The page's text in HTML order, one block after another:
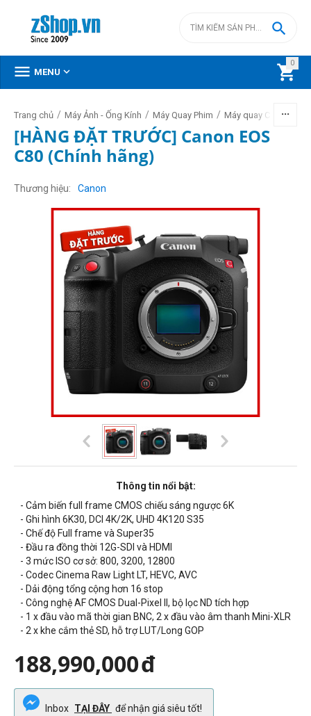
0


 MENU 
Trang chủ / Máy Ảnh - Ống Kính / Máy Quay Phim / Máy quay Canon
[HÀNG ĐẶT TRƯỚC] Canon EOS
C80 (Chính hãng)
Thương hiệu Canon
Thông tin nổi bật:
- Cảm biến full frame CMOS chiếu sáng ngược 6K
- Ghi hình 6K30, DCI 4K/2K, UHD 4K120 S35
- Chế độ Full frame và Super35
- Đầu ra đồng thời 12G-SDI và HDMI
- 3 mức ISO cơ sở: 800, 3200, 12800
- Codec Cinema Raw Light LT, HEVC, AVC
- Dải động tổng cộng hơn 16 stop
- Công nghệ AF CMOS Dual-Pixel II, bộ lọc ND tích hợp
- 1 x đầu vào mã thời gian BNC, 2 x đầu vào âm thanh Mini-XLR
- 2 x khe cắm thẻ SD, hỗ trợ LUT/Long GOP
188,990,000đ
Inbox TẠI ĐÂY để nhận giá siêu tốt!